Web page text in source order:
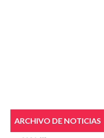
ARCHIVO DE NOTICIAS